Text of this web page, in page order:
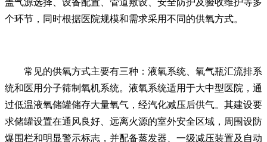
盖气源选择、设备配置、管道敷设、安全防护及验收维护等多
个环节，同时根据医院规模和需求采用不同的供氧方式。
常见的供氧方式主要有三种：液氧系统、氧气瓶汇流排系
统和医用分子筛制氧机系统。液氧系统适用于大中型医院，通
过低温液氧储罐储存大量氧气，经汽化减压后供气。其建设要
求储罐设置在通风良好、远离火源的室外安全区域，周围设防
爆围栏和明显警示标志，并配备蒸发器、一级减压装置及自动